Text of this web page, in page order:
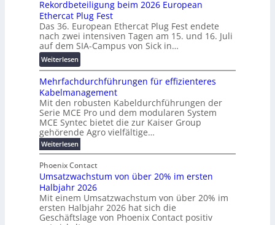
p
a
r
e
n
z
h
u
n
g
s
f
r
d
e
r
u
n
g
b
r
a
u
c
h
2
7
w
i
r
d
z
u
m
E
n
e
r
g
u
b
f
ü
e
i
t
e
r
e
n
t
w
i
c
k
e
l
e
N
H
-
S
Rekordbeteiligung beim 2026 European
Ethercat Plug Fest
Das 36. European Ethercat Plug Fest endete
nach zwei intensiven Tagen am 15. und 16. Juli
auf dem SIA-Campus von Sick in…
Weiterlesen:
R
e
k
o
r
d
b
e
e
i
l
i
g
Mehrfachdurchführungen für effizienteres
Kabelmanagement
Mit den robusten Kabeldurchführungen der
Serie MCE Pro und dem modularen System
MCE Syntec bietet die zur Kaiser Group
gehörende Agro vielfältige…
Weiterlesen:
M
h
r
f
a
c
h
d
Phoenix Contact
Umsatzwachstum von über 20% im ersten
Halbjahr 2026
Mit einem Umsatzwachstum von über 20% im
ersten Halbjahr 2026 hat sich die
Geschäftslage von Phoenix Contact positiv